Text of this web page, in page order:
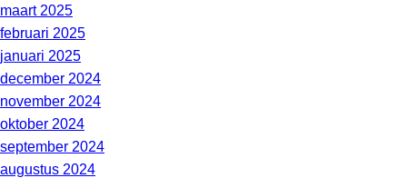
maart 2025
februari 2025
januari 2025
december 2024
november 2024
oktober 2024
september 2024
augustus 2024